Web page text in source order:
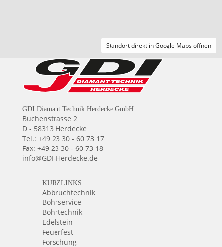
Standort direkt in Google Maps öffnen
GDI Diamant Technik Herdecke GmbH
Buchenstrasse 2
D - 58313 Herdecke
Tel.: +49 23 30 - 60 73 17
Fax: +49 23 30 - 60 73 18
info@GDI-Herdecke.de
KURZLINKS
Abbruchtechnik
Bohrservice
Bohrtechnik
Edelstein
Feuerfest
Forschung